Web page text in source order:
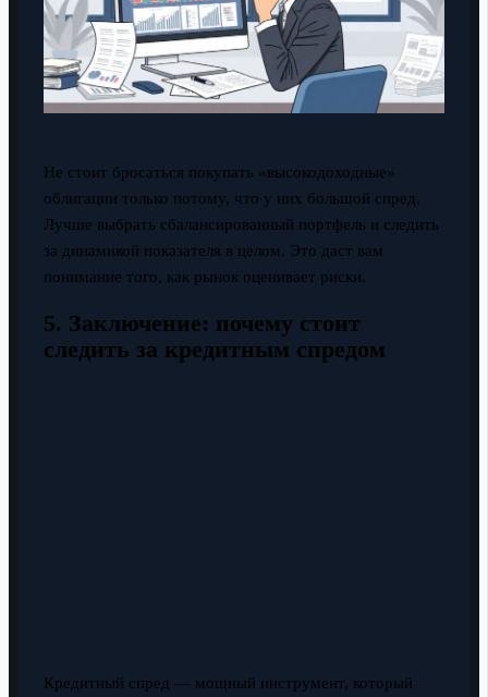
Не стоит бросаться покупать «высокодоходные»
облигации только потому, что у них большой спред.
Лучше выбрать сбалансированный портфель и следить
за динамикой показателя в целом. Это даст вам
понимание того, как рынок оценивает риски.
5. Заключение: почему стоит
следить за кредитным спредом
Кредитный спред — мощный инструмент, который